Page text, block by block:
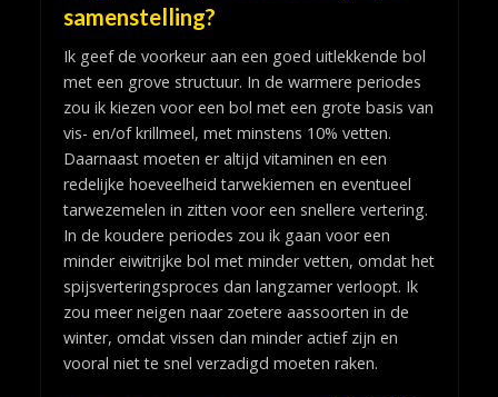
samenstelling?
Ik geef de voorkeur aan een goed uitlekkende bol
met een grove structuur. In de warmere periodes
zou ik kiezen voor een bol met een grote basis van
vis- en/of krillmeel, met minstens 10% vetten.
Daarnaast moeten er altijd vitaminen en een
redelijke hoeveelheid tarwekiemen en eventueel
tarwezemelen in zitten voor een snellere vertering.
In de koudere periodes zou ik gaan voor een
minder eiwitrijke bol met minder vetten, omdat het
spijsverteringsproces dan langzamer verloopt. Ik
zou meer neigen naar zoetere aassoorten in de
winter, omdat vissen dan minder actief zijn en
vooral niet te snel verzadigd moeten raken.